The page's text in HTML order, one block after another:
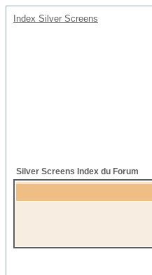
Index Silver Screens
Silver Screens Index du Forum